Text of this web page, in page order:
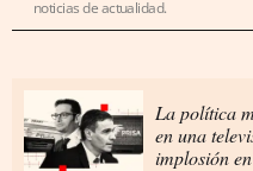
noticias de actualidad.
La política
en una
implosión